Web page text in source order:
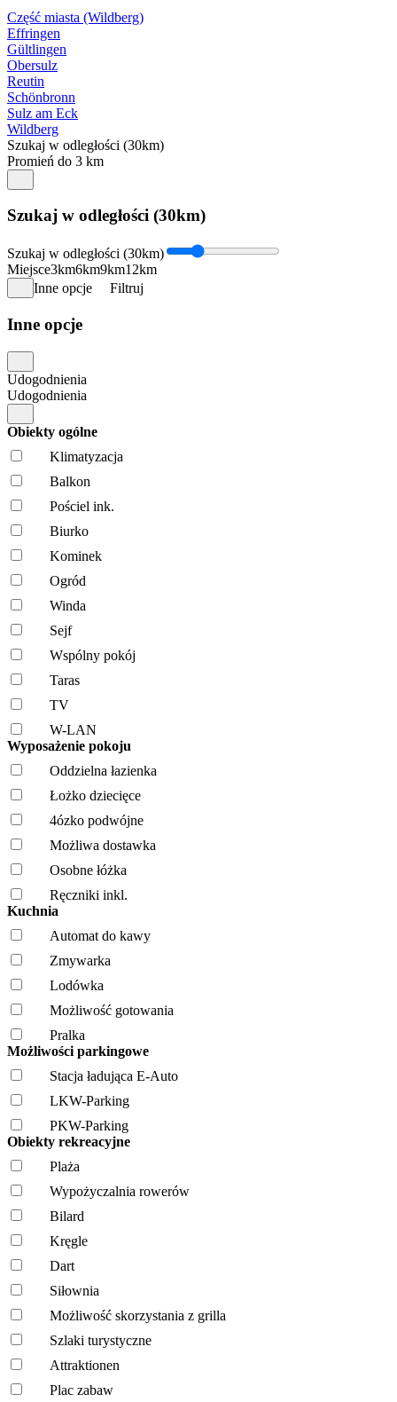
Część miasta (Wildberg)
Effringen
Gültlingen
Obersulz
Reutin
Schönbronn
Sulz am Eck
Wildberg
Szukaj w odległości (30km)
Promień do 3 km
Szukaj w odległości (30km)
Szukaj w odległości (30km)
Miejsce3km6km9km12km
Inne opcje
Filtruj
Inne opcje
Udogodnienia
Udogodnienia
Obiekty ogólne
Klimatyzacja
Balkon
Pościel ink.
Biurko
Kominek
Ogród
Winda
Sejf
Wspólny pokój
Taras
TV
W-LAN
Wyposażenie pokoju
Oddzielna łazienka
Łożko dziecięce
4ózko podwójne
Możliwa dostawka
Osobne łóżka
Ręczniki inkl.
Kuchnia
Automat do kawy
Zmywarka
Lodówka
Możliwość gotowania
Pralka
Możliwości parkingowe
Stacja ładująca E-Auto
LKW-Parking
PKW-Parking
Obiekty rekreacyjne
Plaża
Wypożyczalnia rowerów
Bilard
Kręgle
Dart
Siłownia
Możliwość skorzystania z grilla
Szlaki turystyczne
Attraktionen
Plac zabaw